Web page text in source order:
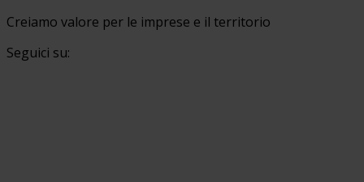
Creiamo valore per le imprese e il territorio
Seguici su: